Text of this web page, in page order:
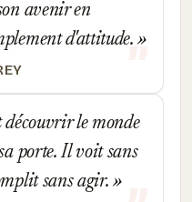
avenir en
d'attitude.
découvrir le monde
porte. Il voit sans
sans agir.